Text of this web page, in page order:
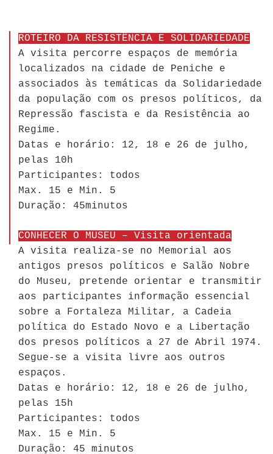
ROTEIRO DA RESISTÊNCIA E SOLIDARIEDADE
A visita percorre espaços de memória
localizados na cidade de Peniche e
associados às temáticas da Solidariedade
da população com os presos políticos, da
Repressão fascista e da Resistência ao
Regime.
Datas e horário: 12, 18 e 26 de julho,
pelas 10h
Participantes: todos
Max. 15 e Min. 5
Duração: 45minutos
CONHECER O MUSEU – Visita orientada
A visita realiza-se no Memorial aos
antigos presos políticos e Salão Nobre
do Museu, pretende orientar e transmitir
aos participantes informação essencial
sobre a Fortaleza Militar, a Cadeia
política do Estado Novo e a Libertação
dos presos políticos a 27 de Abril 1974.
Segue-se a visita livre aos outros
espaços.
Datas e horário: 12, 18 e 26 de julho,
pelas 15h
Participantes: todos
Max. 15 e Min. 5
Duração: 45 minutos